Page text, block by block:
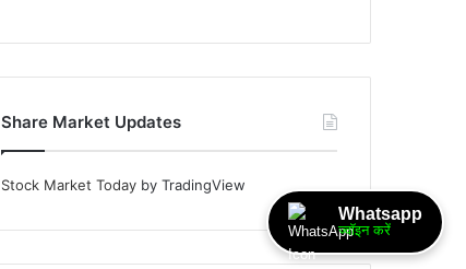
Share Market Updates
Stock Market Today by TradingView
Whatsapp
ज्वॉइन करें